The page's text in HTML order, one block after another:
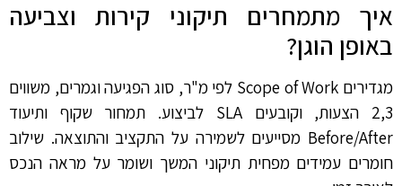
איך מתמחרים תיקוני קירות וצביעה
באופן הוגן?
מגדירים Scope of Work לפי מ"ר, סוג הפגיעה וגמרים, משווים
2,3 הצעות, וקובעים SLA לביצוע. תמחור שקוף ותיעוד
Before/After מסייעים לשמירה על התקציב והתוצאה. שילוב
חומרים עמידים מפחית תיקוני המשך ושומר על מראה הנכס